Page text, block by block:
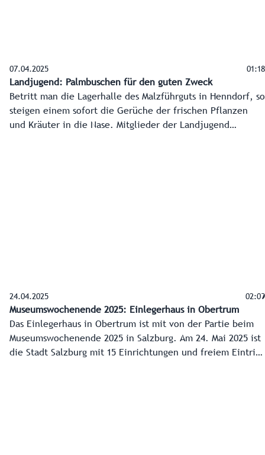
07.04.2025 01:18
Landjugend: Palmbuschen für den guten Zweck
Betritt man die Lagerhalle des Malzführguts in Henndorf, so
steigen einem sofort die Gerüche der frischen Pflanzen
und Kräuter in die Nase. Mitglieder der Landjugend
24.04.2025 02:09
Museumswochenende 2025: Einlegerhaus in Obertrum
Das Einlegerhaus in Obertrum ist mit von der Partie beim
Museumswochenende 2025 in Salzburg. Am 24. Mai 2025 ist
die Stadt Salzburg mit 15 Einrichtungen und freiem Eintritt